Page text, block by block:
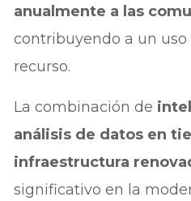
anualmente a las
contribuyendo a un uso
recurso.
La combinación de
análisis de datos en
infraestructura
significativo en la